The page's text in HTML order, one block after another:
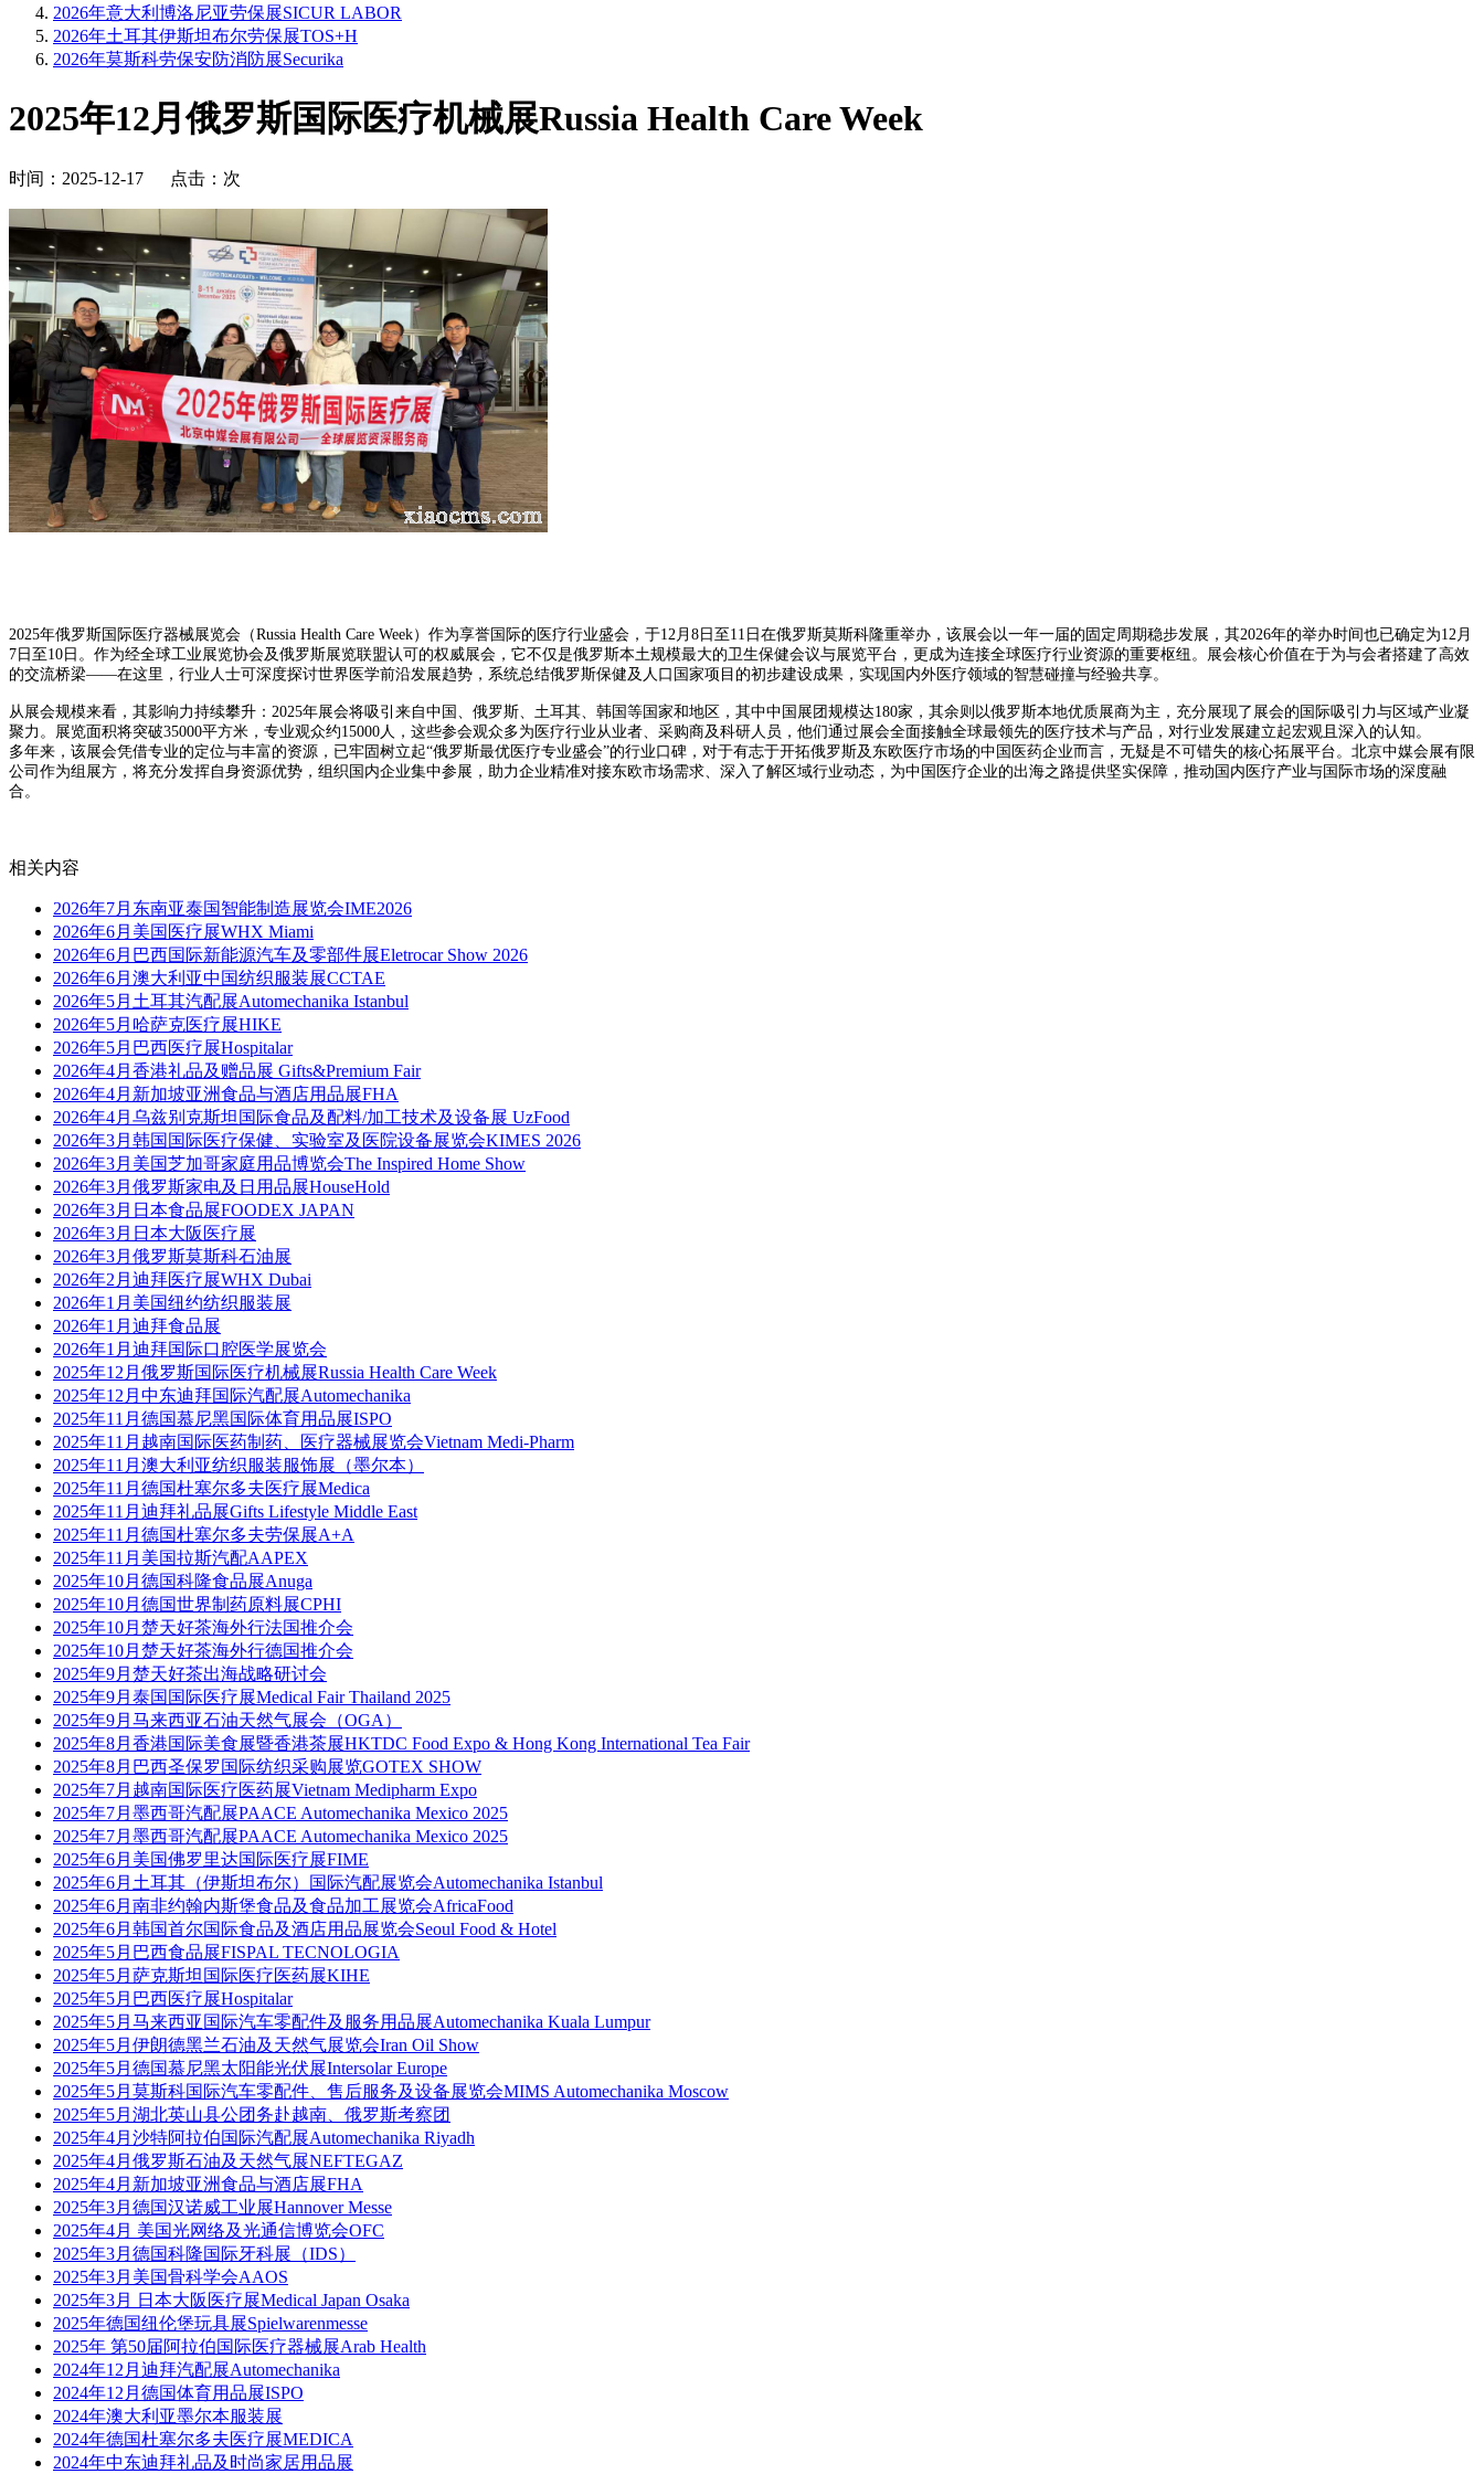
2026年意大利博洛尼亚劳保展SICUR LABOR
2026年土耳其伊斯坦布尔劳保展TOS+H
2026年莫斯科劳保安防消防展Securika
2025年12月俄罗斯国际医疗机械展Russia Health Care Week
时间：2025-12-17 点击： 次
2025年俄罗斯国际医疗器械展览会（Russia Health Care Week）作为享誉国际的医疗行业盛会，于12月8日至11日在俄罗斯莫斯科隆重举办，该展会以一年一届的固定周期稳步发展，其2026年的举办时间也已确定为12月
7日至10日。 作为经全球工业展览协会及俄罗斯展览联盟认可的权威展会，它不仅是俄罗斯本土规模最大的卫生保健会议与展览平台，更成为连接全球医疗行业资源的重要枢纽。展会核心价值在于为与会者搭建了高效
的交流桥梁——在这里，行业人士可深度探讨世界医学前沿发展趋势，系统总结俄罗斯保健及人口国家项目的初步建设成果，实现国内外医疗领域的智慧碰撞与经验共享。
从展会规模来看，其影响力持续攀升：2025年展会将吸引来自中国、俄罗斯、土耳其、韩国等国家和地区，其中中国展团规模达180家，其余则以俄罗斯本地优质展商为主，充分展现了展会的国际吸引力与区域产业凝
聚力。展览面积将突破35000平方米，专业观众约15000人，这些参会观众多为医疗行业从业者、采购商及科研人员，他们通过展会全面接触全球最领先的医疗技术与产品，对行业发展建立起宏观且深入的认知。
多年来，该展会凭借专业的定位与丰富的资源，已牢固树立起“俄罗斯最优医疗专业盛会”的行业口碑，对于有志于开拓俄罗斯及东欧医疗市场的中国医药企业而言，无疑是不可错失的核心拓展平台。北京中媒会展有限
公司作为组展方，将充分发挥自身资源优势，组织国内企业集中参展，助力企业精准对接东欧市场需求、深入了解区域行业动态，为中国医疗企业的出海之路提供坚实保障，推动国内医疗产业与国际市场的深度融
合。
相关内容
2026年7月东南亚泰国智能制造展览会IME2026
2026年6月美国医疗展WHX Miami
2026年6月巴西国际新能源汽车及零部件展Eletrocar Show 2026
2026年6月澳大利亚中国纺织服装展CCTAE
2026年5月土耳其汽配展Automechanika Istanbul
2026年5月哈萨克医疗展HIKE
2026年5月巴西医疗展Hospitalar
2026年4月香港礼品及赠品展 Gifts&Premium Fair
2026年4月新加坡亚洲食品与酒店用品展FHA
2026年4月乌兹别克斯坦国际食品及配料/加工技术及设备展 UzFood
2026年3月韩国国际医疗保健、实验室及医院设备展览会KIMES 2026
2026年3月美国芝加哥家庭用品博览会The Inspired Home Show
2026年3月俄罗斯家电及日用品展HouseHold
2026年3月日本食品展FOODEX JAPAN
2026年3月日本大阪医疗展
2026年3月俄罗斯莫斯科石油展
2026年2月迪拜医疗展WHX Dubai
2026年1月美国纽约纺织服装展
2026年1月迪拜食品展
2026年1月迪拜国际口腔医学展览会
2025年12月俄罗斯国际医疗机械展Russia Health Care Week
2025年12月中东迪拜国际汽配展Automechanika
2025年11月德国慕尼黑国际体育用品展ISPO
2025年11月越南国际医药制药、医疗器械展览会Vietnam Medi-Pharm
2025年11月澳大利亚纺织服装服饰展（墨尔本）
2025年11月德国杜塞尔多夫医疗展Medica
2025年11月迪拜礼品展Gifts Lifestyle Middle East
2025年11月德国杜塞尔多夫劳保展A+A
2025年11月美国拉斯汽配AAPEX
2025年10月德国科隆食品展Anuga
2025年10月德国世界制药原料展CPHI
2025年10月楚天好茶海外行法国推介会
2025年10月楚天好茶海外行德国推介会
2025年9月楚天好茶出海战略研讨会
2025年9月泰国国际医疗展Medical Fair Thailand 2025
2025年9月马来西亚石油天然气展会（OGA）
2025年8月香港国际美食展暨香港茶展HKTDC Food Expo & Hong Kong International Tea Fair
2025年8月巴西圣保罗国际纺织采购展览GOTEX SHOW
2025年7月越南国际医疗医药展Vietnam Medipharm Expo
2025年7月墨西哥汽配展PAACE Automechanika Mexico 2025
2025年7月墨西哥汽配展PAACE Automechanika Mexico 2025
2025年6月美国佛罗里达国际医疗展FIME
2025年6月土耳其（伊斯坦布尔）国际汽配展览会Automechanika Istanbul
2025年6月南非约翰内斯堡食品及食品加工展览会AfricaFood
2025年6月韩国首尔国际食品及酒店用品展览会Seoul Food & Hotel
2025年5月巴西食品展FISPAL TECNOLOGIA
2025年5月萨克斯坦国际医疗医药展KIHE
2025年5月巴西医疗展Hospitalar
2025年5月马来西亚国际汽车零配件及服务用品展Automechanika Kuala Lumpur
2025年5月伊朗德黑兰石油及天然气展览会Iran Oil Show
2025年5月德国慕尼黑太阳能光伏展Intersolar Europe
2025年5月莫斯科国际汽车零配件、售后服务及设备展览会MIMS Automechanika Moscow
2025年5月湖北英山县公团务赴越南、俄罗斯考察团
2025年4月沙特阿拉伯国际汽配展Automechanika Riyadh
2025年4月俄罗斯石油及天然气展NEFTEGAZ
2025年4月新加坡亚洲食品与酒店展FHA
2025年3月德国汉诺威工业展Hannover Messe
2025年4月 美国光网络及光通信博览会OFC
2025年3月德国科隆国际牙科展（IDS）
2025年3月美国骨科学会AAOS
2025年3月 日本大阪医疗展Medical Japan Osaka
2025年德国纽伦堡玩具展Spielwarenmesse
2025年 第50届阿拉伯国际医疗器械展Arab Health
2024年12月迪拜汽配展Automechanika
2024年12月德国体育用品展ISPO
2024年澳大利亚墨尔本服装展
2024年德国杜塞尔多夫医疗展MEDICA
2024年中东迪拜礼品及时尚家居用品展